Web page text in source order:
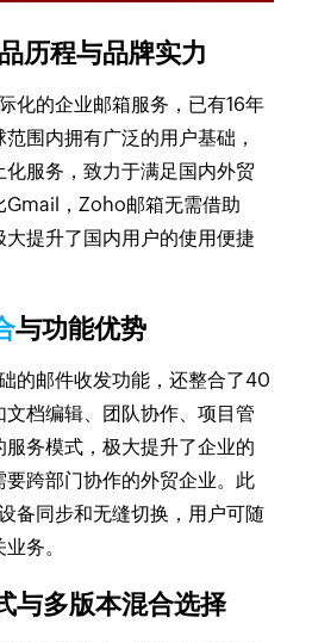
历程与品牌实力
化的企业邮箱服务，已有16年
围内拥有广泛的用户基础，
服务，致力于满足国内外贸
Gmail，Zoho邮箱无需借助
提升了国内用户的使用便捷
与功能优势
的邮件收发功能，还整合了40
档编辑、团队协作、项目管
务模式，极大提升了企业的
跨部门协作的外贸企业。此
备同步和无缝切换，用户可随
务。
与多版本混合选择